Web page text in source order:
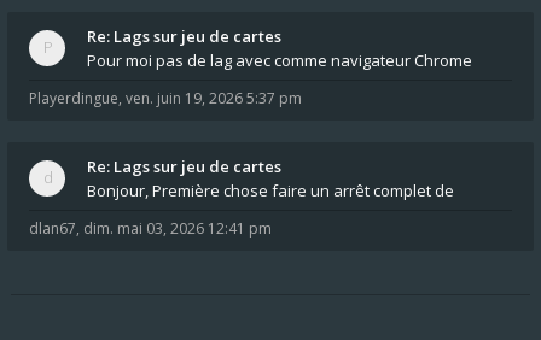
Re: Lags sur jeu de cartes
Pour moi pas de lag avec comme navigateur Chrome
Playerdingue, ven. juin 19, 2026 5:37 pm
Re: Lags sur jeu de cartes
Bonjour, Première chose faire un arrêt complet de
dlan67, dim. mai 03, 2026 12:41 pm